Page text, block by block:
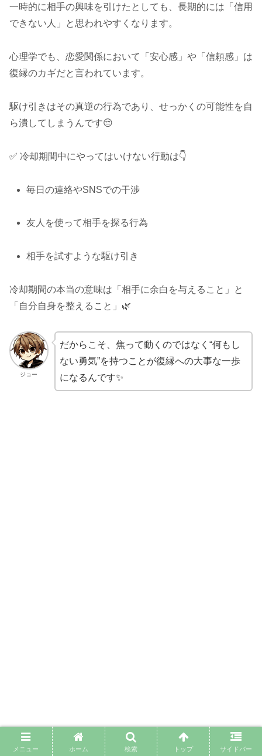
一時的に相手の興味を引けたとしても、長期的には「信用
できない人」と思われやすくなります。
心理学でも、恋愛関係において「安心感」や「信頼感」は
復縁のカギだと言われています。
駆け引きはその真逆の行為であり、せっかくの可能性を自
ら潰してしまうんです😔
✅ 冷却期間中にやってはいけない行動は👇
毎日の連絡やSNSでの干渉
友人を使って相手を探る行為
相手を試すような駆け引き
冷却期間の本当の意味は「相手に余白を与えること」と
「自分自身を整えること」🌿
ジョー
だからこそ、焦って動くのではなく“何もし
ない勇気”を持つことが復縁への大事な一歩
になるんです✨
冷却期間の過ごし方｜やるべき行動と自己成
メニュー ホーム 検索 トップ サイドバー